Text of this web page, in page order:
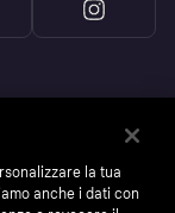
la tua
anche i dati con